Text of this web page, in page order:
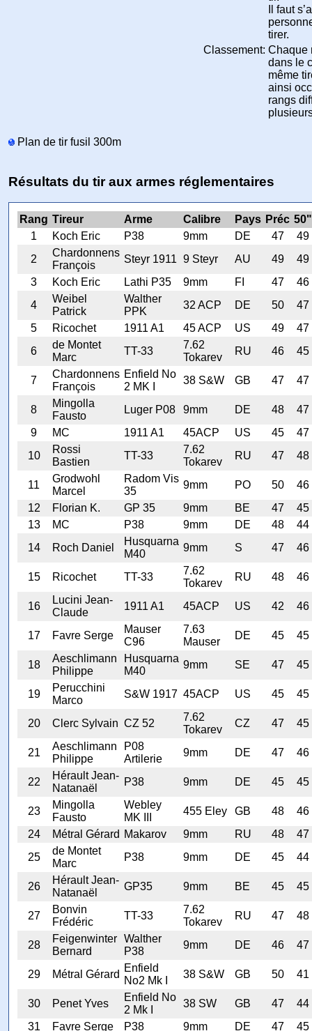
Il faut
tirer.
Classement: Chaque
dans le
même
ainsi
rangs
Plan de tir fusil 300m
Résultats du tir aux armes réglementaires
Rang Tireur Arme Calibre Pays Préc 50"
1
Koch Eric P38 9mm DE 47
49
2
Chardonnens
François
Steyr 1911 9 Steyr AU 49
49
3
Koch Eric Lathi P35 9mm FI 47
46
4
Weibel
Patrick
Walther
PPK
32 ACP DE 50
47
5
Ricochet 1911 A1 45 ACP US 49
47
6
de Montet
Marc
TT-33
7.62
Tokarev
RU 46 45
7
Chardonnens
François
Enfield No
2 MK I
38 S&W GB 47 47
8
Mingolla
Fausto
Luger P08 9mm DE 48
47
9
MC 1911 A1 45ACP US 45
47
10
Rossi
Bastien
TT-33
7.62
Tokarev
RU 47 48
11
Grodwohl
Marcel
Radom Vis
35
9mm PO 50
46
12
Florian K. GP 35 9mm BE 47
45
13
MC P38 9mm DE 48
44
14
Roch Daniel
Husquarna
M40
9mm S 47 46
15 Ricochet TT-33
7.62
Tokarev
RU 48 46
16
Lucini Jean-
Claude
1911 A1 45ACP US 42 46
17 Favre Serge
Mauser
C96
7.63
Mauser
DE 45 45
18
Aeschlimann
Philippe
Husquarna
M40
9mm SE 47 45
19
Perucchini
Marco
S&W 1917 45ACP US 45 45
20 Clerc Sylvain CZ 52
7.62
Tokarev
CZ 47 45
21
Aeschlimann
Philippe
P08
Artilerie
9mm DE 47 46
22
Hérault Jean-
Natanaël
P38 9mm DE 45 45
23
Mingolla
Fausto
Webley
MK III
455 Eley GB 48
46
24
Métral Gérard Makarov 9mm RU 48
47
25
de Montet
Marc
P38 9mm DE 45 44
26
Hérault Jean-
Natanaël
GP35 9mm BE 45 45
27
Bonvin
Frédéric
TT-33
7.62
Tokarev
RU 47 48
28
Feigenwinter
Bernard
Walther
P38
9mm DE 46 47
29 Métral Gérard
Enfield
No2 Mk I
38 S&W GB 50 41
30 Penet Yves
Enfield No
2 Mk I
38 SW GB 47
44
31
Favre Serge P38 9mm DE 47 45